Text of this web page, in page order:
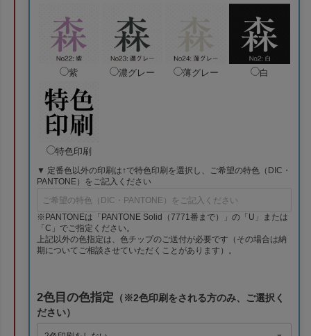
紫 濃グレー 薄グレー 白
特色印刷
▼ 定番色以外の印刷は↑で特色印刷を選択し、ご希望の特色（DIC・
PANTONE）をご記入ください
※PANTONEは「PANTONE Solid（7771番まで）」の「U」または
「C」でご指定ください。
上記以外の色指定は、色チップのご送付が必要です（その場合は納
期についてご相談させていただくことがあります）。
2色目の色指定 （※2色印刷をされる方のみ、ご選択く
ださい）